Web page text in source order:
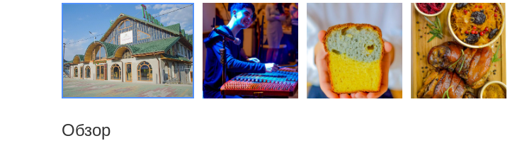
Обзор